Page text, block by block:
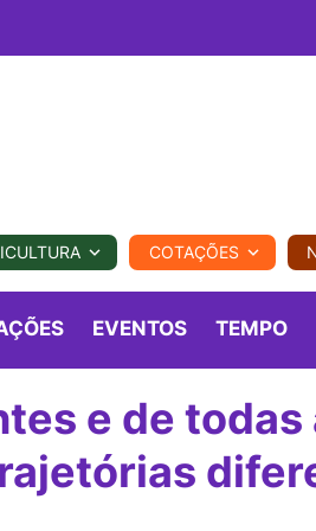
AGROTEMPO REGIONAL
COTAÇÕES
EVENTOS TEMPO
e de todas